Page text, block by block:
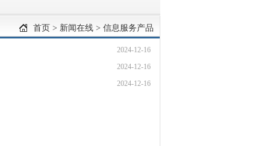
首页 > 新闻在线 > 信息服务产品
2024-12-16
2024-12-16
2024-12-16